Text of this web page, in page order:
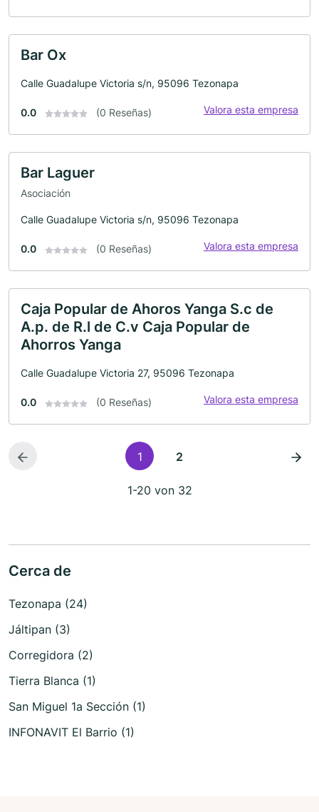
Bar Ox
Calle Guadalupe Victoria s/n, 95096 Tezonapa
0.0 (0 Reseñas) Valora esta empresa
Bar Laguer
Asociación
Calle Guadalupe Victoria s/n, 95096 Tezonapa
0.0 (0 Reseñas) Valora esta empresa
Caja Popular de Ahoros Yanga S.c de
A.p. de R.l de C.v Caja Popular de
Ahorros Yanga
Calle Guadalupe Victoria 27, 95096 Tezonapa
0.0 (0 Reseñas) Valora esta empresa
1 2
1-20 von 32
Cerca de
Tezonapa (24)
Jáltipan (3)
Corregidora (2)
Tierra Blanca (1)
San Miguel 1a Sección (1)
INFONAVIT El Barrio (1)